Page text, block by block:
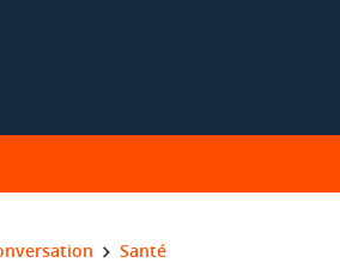
Santé